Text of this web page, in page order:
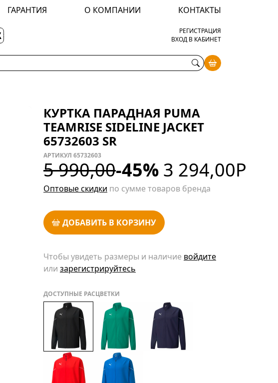
ГАРАНТИЯ О КОМПАНИИ
КОНТАКТЫ
РЕГИСТРАЦИЯ
ВХОД В КАБИНЕТ
КУРТКА ПАРАДНАЯ PUMA
TEAMRISE SIDELINE JACKET
65732603 SR
АРТИКУЛ 65732603
5 990,00-45% 3 294,00Р
Оптовые скидки по сумме товаров бренда
ДОБАВИТЬ В КОРЗИНУ
Чтобы увидеть размеры и наличие войдите
или зарегистрируйтесь
ДОСТУПНЫЕ РАСЦВЕТКИ